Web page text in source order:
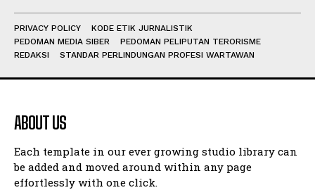
PRIVACY POLICY
KODE ETIK JURNALISTIK
PEDOMAN MEDIA SIBER
PEDOMAN PELIPUTAN TERORISME
REDAKSI
STANDAR PERLINDUNGAN PROFESI WARTAWAN
ABOUT US
Each template in our ever growing studio library can
be added and moved around within any page
effortlessly with one click.